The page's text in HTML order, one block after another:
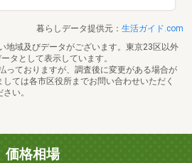
暮らしデータ提供元： 生活ガイド.com
地域及びデータがございます。東京23区以外
タとして表示しています。
っておりますが、調査後に変更がある場合が
ては各市区役所までお問い合わせいただく
い。
価格相場